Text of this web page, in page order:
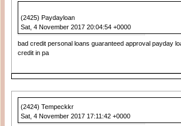
(2425) Paydayloan
Sat, 4 November 2017 20:04:54 +0000
bad credit personal loans guaranteed approval payday
credit in pa
(2424) Tempeckkr
Sat, 4 November 2017 17:11:42 +0000